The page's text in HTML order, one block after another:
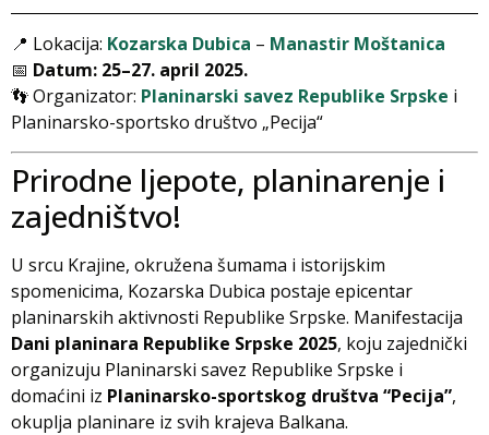
📍 Lokacija: Kozarska Dubica – Manastir Moštanica
📅 Datum: 25–27. april 2025.
👣 Organizator: Planinarski savez Republike Srpske i
Planinarsko-sportsko društvo „Pecija“
Prirodne ljepote, planinarenje i
zajedništvo!
U srcu Krajine, okružena šumama i istorijskim
spomenicima, Kozarska Dubica postaje epicentar
planinarskih aktivnosti Republike Srpske. Manifestacija
Dani planinara Republike Srpske 2025, koju zajednički
organizuju Planinarski savez Republike Srpske i
domaćini iz Planinarsko-sportskog društva “Pecija”,
okuplja planinare iz svih krajeva Balkana.